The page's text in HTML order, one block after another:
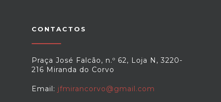
CONTACTOS
Praça José Falcão, n.º 62, Loja N, 3220-
216 Miranda do Corvo
Email: jfmirancorvo@gmail.com